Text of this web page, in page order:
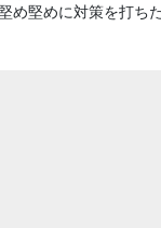
め堅めに対策を打ち